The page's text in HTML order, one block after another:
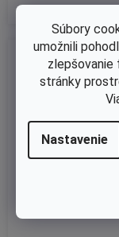
Súbory
umožnili
stránky
Nastavenie